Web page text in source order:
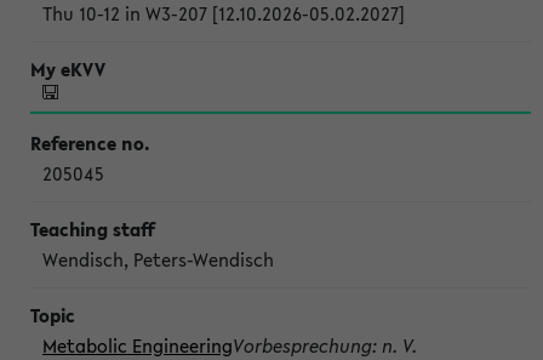
Thu 10-12 in W3-207 [12.10.2026-05.02.2027]
205045
Wendisch, Peters-Wendisch
Metabolic EngineeringVorbesprechung: n. V.